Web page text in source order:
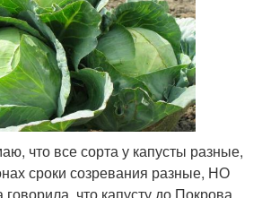
что все сорта у капусты разные,
сроки созревания разные, НО